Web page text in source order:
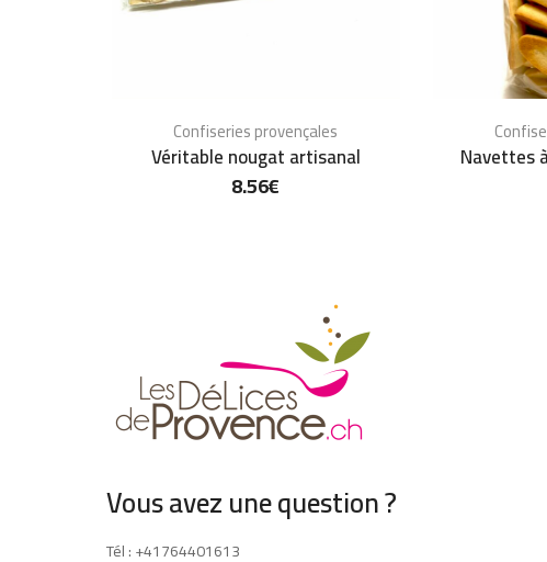
Confiseries provençales
Véritable nougat artisanal
8.56€
Navettes
Vous avez une question ?
Tél : +41764401613